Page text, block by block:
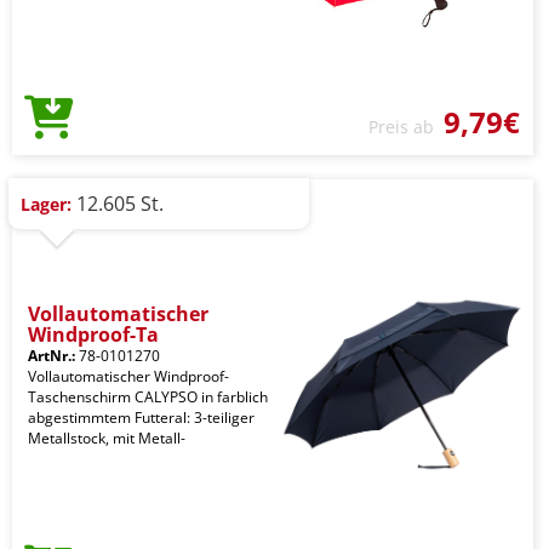
Preis ab 9,79€
Lager: 12.605 St.
Vollautomatischer
Windproof-Ta
ArtNr.:78-0101270
Vollautomatischer Windproof-
Taschenschirm CALYPSO in farblich
abgestimmtem Futteral: 3-teiliger
Metallstock, mit Metall-